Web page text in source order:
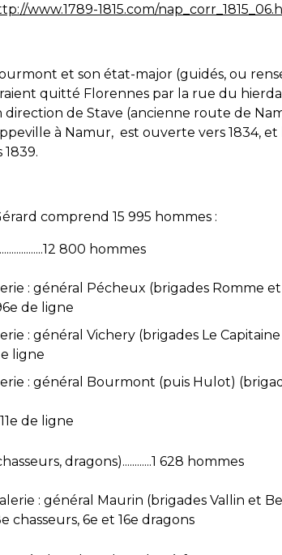
www.1789-1815.com/
et son état-major (guidés, ou
quitté Florennes par la rue du
direction de Stave (ancienne route de
à Namur, est ouverte vers 1834,
comprend 15 995 hommes :
800 hommes
: général Pécheux (brigades Romme
de ligne
: général Vichery (brigades Le
ligne
: général Bourmont (puis Hulot)
de ligne
dragons)............1 628 hommes
: général Maurin (brigades Vallin et
chasseurs, 6e et 16e dragons